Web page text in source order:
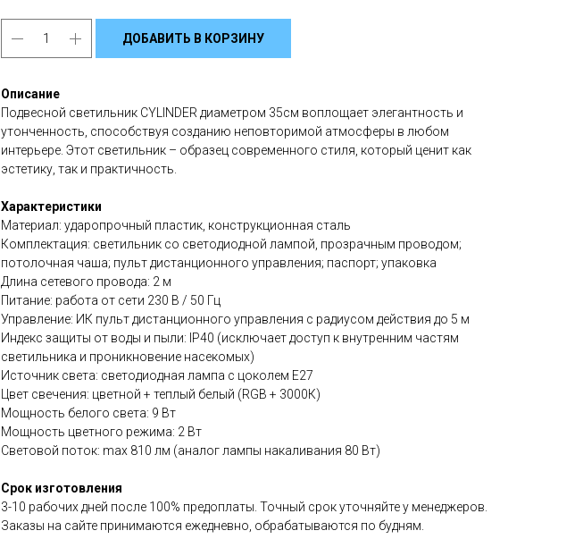
ДОБАВИТЬ В КОРЗИНУ
Описание
Подвесной светильник CYLINDER диаметром 35см воплощает элегантность и
утонченность, способствуя созданию неповторимой атмосферы в любом
интерьере. Этот светильник – образец современного стиля, который ценит как
эстетику, так и практичность.
Характеристики
Материал: ударопрочный пластик, конструкционная сталь
Комплектация: светильник со светодиодной лампой, прозрачным проводом;
потолочная чаша; пульт дистанционного управления; паспорт; упаковка
Длина сетевого провода: 2 м
Питание: работа от сети 230 В / 50 Гц
Управление: ИК пульт дистанционного управления с радиусом действия до 5 м
Индекс защиты от воды и пыли: IP40 (исключает доступ к внутренним частям
светильника и проникновение насекомых)
Источник света: светодиодная лампа с цоколем Е27
Цвет свечения: цветной + теплый белый (RGB + 3000К)
Мощность белого света: 9 Вт
Мощность цветного режима: 2 Вт
Световой поток: max 810 лм (аналог лампы накаливания 80 Вт)
Срок изготовления
3-10 рабочих дней после 100% предоплаты. Точный срок уточняйте у менеджеров.
Заказы на сайте принимаются ежедневно, обрабатываются по будням.